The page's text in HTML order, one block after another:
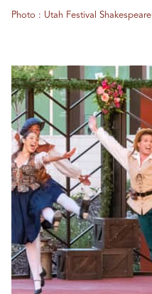
Photo : Utah Festival Shakespeare